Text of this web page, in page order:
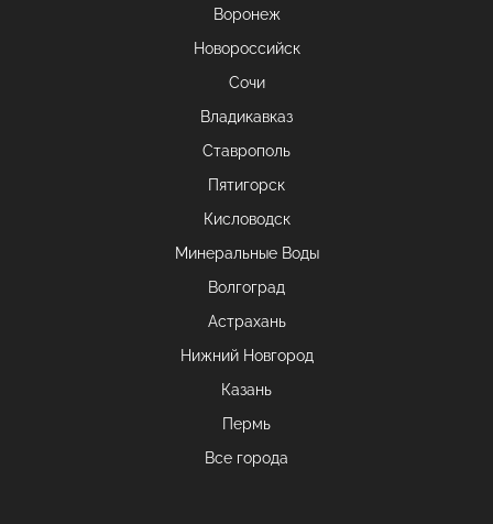
Воронеж
Новороссийск
Сочи
Владикавказ
Ставрополь
Пятигорск
Кисловодск
Минеральные Воды
Волгоград
Астрахань
Нижний Новгород
Казань
Пермь
Все города